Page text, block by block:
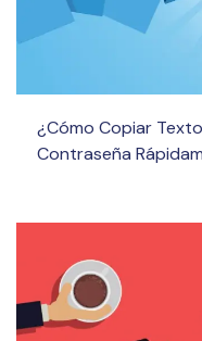
¿Cómo Copiar
Contraseña